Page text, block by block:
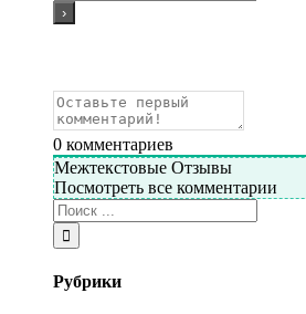
0 комментариев
Межтекстовые Отзывы
Посмотреть все комментарии
Рубрики